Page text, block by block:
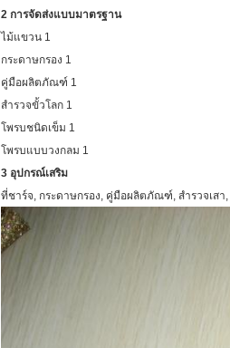
2 การจัดส่งแบบมาตรฐาน
ไม้แขวน 1
กระดาษกรอง 1
คู่มือผลิตภัณฑ์ 1
สำรวจขั้วโลก 1
โพรบชนิดเข็ม 1
โพรบแบบวงกลม 1
3 อุปกรณ์เสริม
ที่ชาร์จ, กระดาษกรอง, คู่มือผลิตภัณฑ์, สำรวจเส